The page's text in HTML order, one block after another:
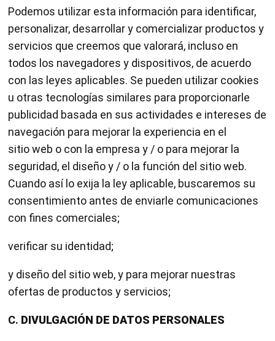
Podemos utilizar esta información para identificar,
personalizar, desarrollar y comercializar productos y
servicios que creemos que valorará, incluso en
todos los navegadores y dispositivos, de acuerdo
con las leyes aplicables. Se pueden utilizar cookies
u otras tecnologías similares para proporcionarle
publicidad basada en sus actividades e intereses de
navegación para mejorar la experiencia en el
sitio web o con la empresa y / o para mejorar la
seguridad, el diseño y / o la función del sitio web.
Cuando así lo exija la ley aplicable, buscaremos su
consentimiento antes de enviarle comunicaciones
con fines comerciales;
verificar su identidad;
y diseño del sitio web, y para mejorar nuestras
ofertas de productos y servicios;
C. DIVULGACIÓN DE DATOS PERSONALES